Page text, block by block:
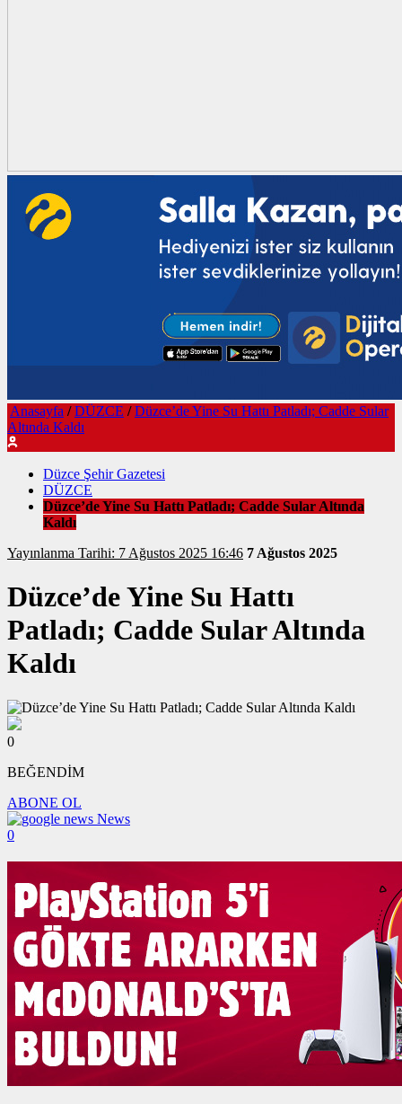
Anasayfa / DÜZCE / Düzce’de Yine Su Hattı Patladı; Cadde Sular
Altında Kaldı
Düzce Şehir Gazetesi
DÜZCE
Düzce’de Yine Su Hattı Patladı; Cadde Sular Altında
Kaldı
Yayınlanma Tarihi: 7 Ağustos 2025 16:46 7 Ağustos 2025
Düzce’de Yine Su Hattı
Patladı; Cadde Sular Altında
Kaldı
0
BEĞENDİM
ABONE OL
News
0